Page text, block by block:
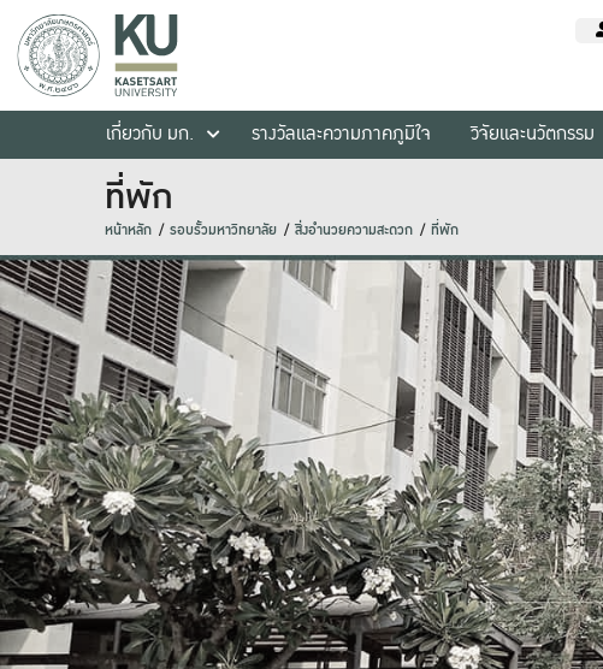
เกี่ยวกับ มก.
รางวัลและความภาคภูมิใจ วิจัยและนวัตกรรม
ที่พัก
หน้าหลัก รอบรั้วมหาวิทยาลัย สิ่งอำนวยความสะดวก ที่พัก